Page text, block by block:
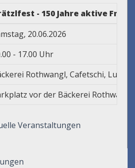
- 150 Jahre aktive
20.06.2026
- 17.00 Uhr
Rothwangl, Cafetschi,
vor der Bäckerei Rothwangl
Veranstaltungen